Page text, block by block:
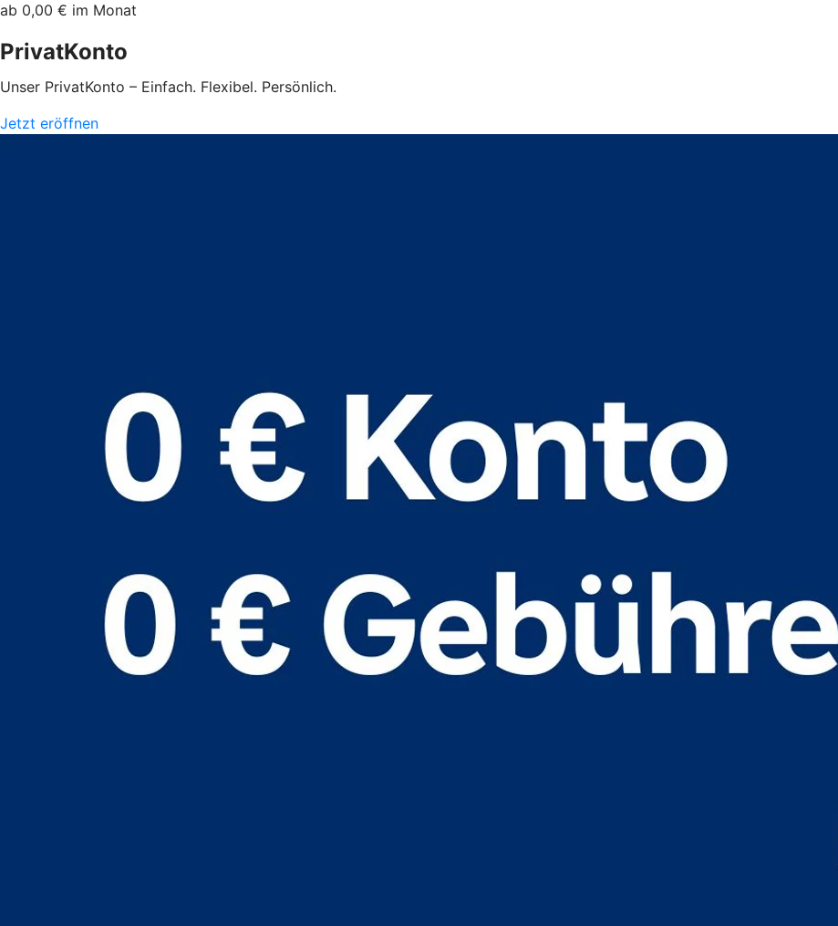
ab 0,00 € im Monat
PrivatKonto
Unser PrivatKonto – Einfach. Flexibel. Persönlich.
Jetzt eröffnen